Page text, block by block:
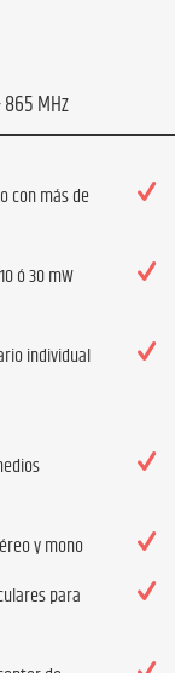
con más de
ó 30 mW
individual
y mono
para